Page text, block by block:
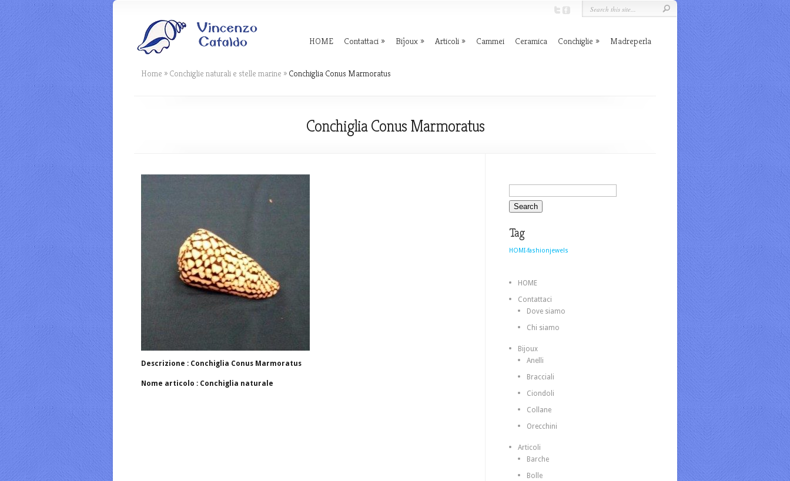
HOME Contattaci Bijoux Articoli Cammei Ceramica Conchiglie Madreperla
Home » Conchiglie naturali e stelle marine » Conchiglia Conus Marmoratus
Conchiglia Conus Marmoratus
Descrizione : Conchiglia Conus Marmoratus
Nome articolo : Conchiglia naturale
Tag
HOMI-fashionjewels
HOME
Contattaci
Dove siamo
Chi siamo
Bijoux
Anelli
Bracciali
Ciondoli
Collane
Orecchini
Articoli
Barche
Bolle